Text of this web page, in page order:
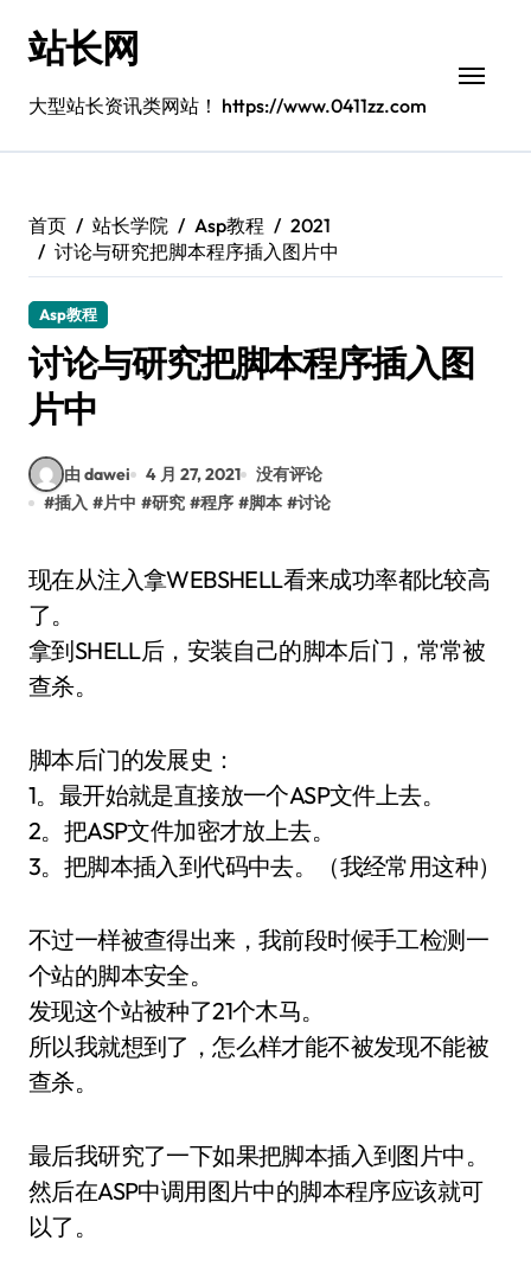
站长网
大型站长资讯类网站！ https://www.0411zz.com
首页 站长学院 Asp教程
2021
讨论与研究把脚本程序插入图片中
Asp教程
讨论与研究把脚本程序插入图
片中
由 dawei 4 月 27, 2021
没有评论
#插入 #片中 #研究 #程序 #脚本 #讨论
现在从注入拿WEBSHELL看来成功率都比较高
了。
拿到SHELL后，安装自己的脚本后门，常常被
查杀。
脚本后门的发展史：
1。最开始就是直接放一个ASP文件上去。
2。把ASP文件加密才放上去。
3。把脚本插入到代码中去。（我经常用这种）
不过一样被查得出来，我前段时候手工检测一
个站的脚本安全。
发现这个站被种了21个木马。
所以我就想到了，怎么样才能不被发现不能被
查杀。
最后我研究了一下如果把脚本插入到图片中。
然后在ASP中调用图片中的脚本程序应该就可
以了。